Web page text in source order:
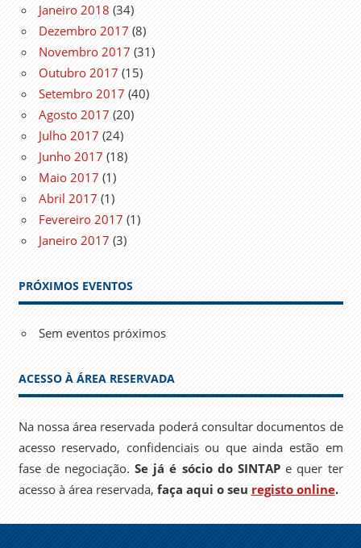
Janeiro 2018 (34)
Dezembro 2017 (8)
Novembro 2017 (31)
Outubro 2017 (15)
Setembro 2017 (40)
Agosto 2017 (20)
Julho 2017 (24)
Junho 2017 (18)
Maio 2017 (1)
Abril 2017 (1)
Fevereiro 2017 (1)
Janeiro 2017 (3)
PRÓXIMOS EVENTOS
Sem eventos próximos
ACESSO À ÁREA RESERVADA
Na nossa área reservada poderá consultar documentos de
acesso reservado, confidenciais ou que ainda estão em
fase de negociação.Se já é sócio do SINTAPe quer ter
acesso à área reservada, faça aqui o seu registo online.